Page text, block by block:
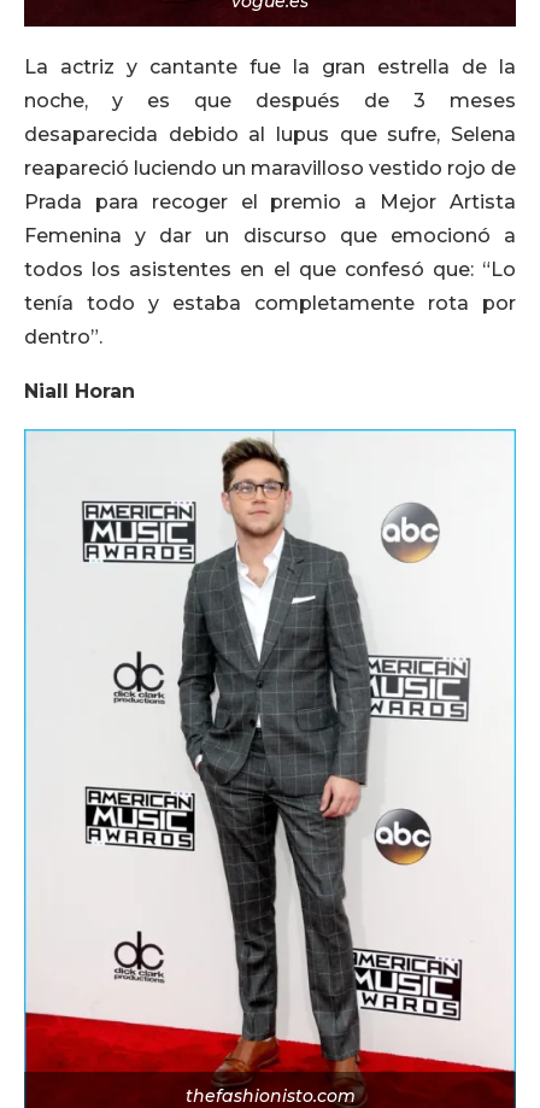
La actriz y cantante fue la gran estrella de la
noche, y es que después de 3 meses
desaparecida debido al lupus que sufre, Selena
reapareció luciendo un maravilloso vestido rojo de
Prada para recoger el premio a Mejor Artista
Femenina y dar un discurso que emocionó a
todos los asistentes en el que confesó que: “Lo
tenía todo y estaba completamente rota por
dentro”.
Niall Horan
thefashionisto.com